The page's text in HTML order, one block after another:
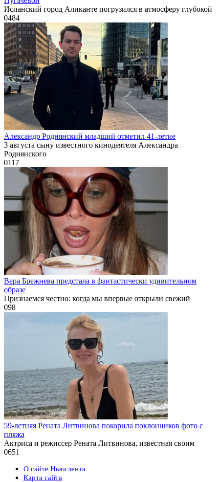
Испанский город Аликанте погрузился в атмосферу глубокой
0484
Александр Роднянский младший отметил 41-летие
3 августа сыну известного кинодеятеля Александра
Роднянского
0117
Вера Брежнева предстала в фантастически удивительном
образе
Признаемся честно: когда мы впервые открыли свежий
098
59-летняя Рената Литвинова покорила поклонников фото с
пляжа
Актриса и режиссер Рената Литвинова, известная своим
0651
О сайте Ньюслента
Карта сайта